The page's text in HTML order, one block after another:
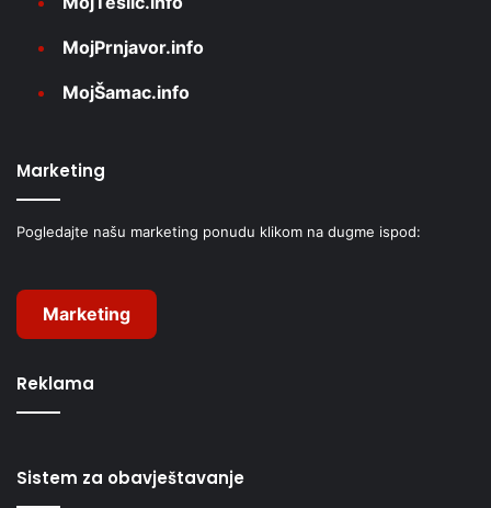
MojPrnjavor.info
MojŠamac.info
Marketing
Pogledajte našu marketing ponudu klikom na dugme ispod:
Marketing
Reklama
Sistem za obavještavanje